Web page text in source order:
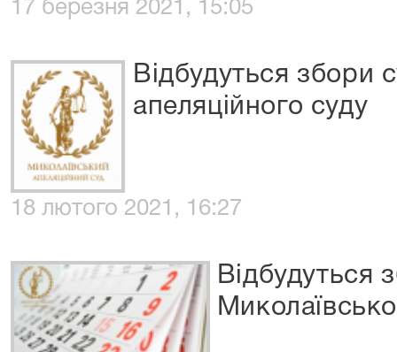
17 березня 2021, 15:05
Відбудуться збори
апеляційного суду
18 лютого 2021, 16:27
Відбудуться